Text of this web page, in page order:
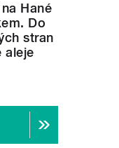
Hané
Do
stran
aleje